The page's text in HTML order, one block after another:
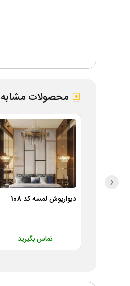
محصولات مشابه
دیوارپوش لمسه کد 108
تماس بگیرید
‹